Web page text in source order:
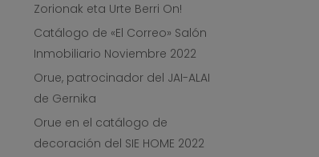
Zorionak eta Urte Berri On!
Catálogo de «El Correo» Salón
Inmobiliario Noviembre 2022
Orue, patrocinador del JAI-ALAI
de Gernika
Orue en el catálogo de
decoración del SIE HOME 2022